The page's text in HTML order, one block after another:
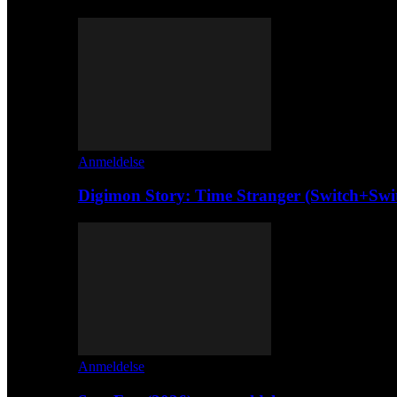
Anmeldelse
Digimon Story: Time Stranger
Anmeldelse